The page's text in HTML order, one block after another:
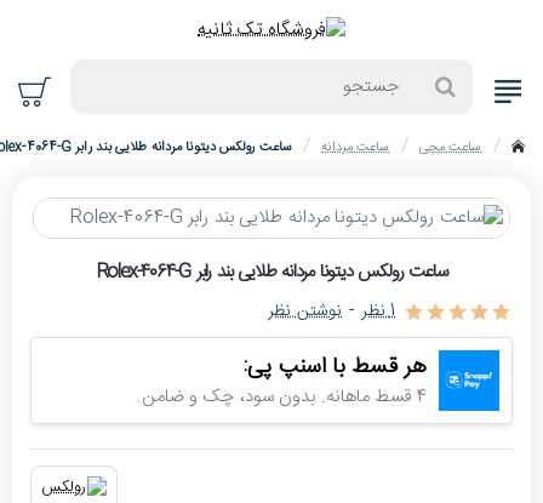
home
ساعت مچی ساعت مردانه ساعت رولکس دیتونا مردانه طلایی بند رابر Rolex-4064-G
اتمام موجودی
ساعت رولکس دیتونا مردانه طلایی بند رابر Rolex-4064-G
هر قسط با اسنپ پی:
4 قسط ماهانه. بدون سود، چک و ضامن.
1 نظر - نوشتن نظر